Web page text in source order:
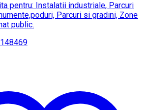
pentru: Instalatii industriale, Parcuri
Parcuri si gradini, Zone
public.